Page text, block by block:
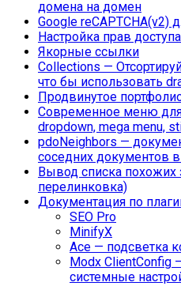
домена на домен
Google reCAPTCHA(v2)
Настройка прав
Якорные ссылки
Collections —
что бы использовать
Продвинутое
Современное меню
dropdown, mega menu,
pdoNeighbors —
соседних документов
Вывод списка похожих
перелинковка)
Документация по
SEO Pro
MinifyX
Ace — подсветка
Modx ClientConfig
системные